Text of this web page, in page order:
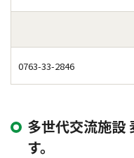
0763-33-2846
多世代交流施設
す。